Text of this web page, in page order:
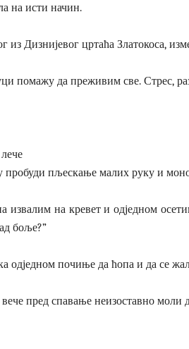
на исти начин.
из Дизнијевог цртаћа Златокоса,
помажу да преживим све. Стрес,
пробуди пљескање малих руку и
извалим на кревет и одједном
боље?”
одједном почиње да ћопа и да се
вече пред спавање неизоставно